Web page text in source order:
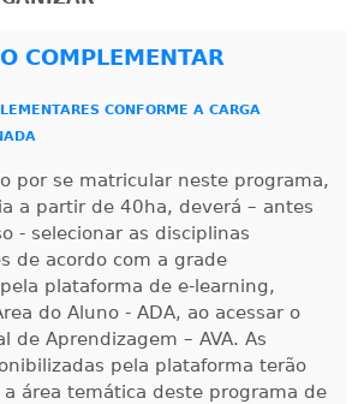
90dias
Matricular
120dias
R$ 1.387,93
Matricular
120dias
R$ 1.487,06
Matricular
dias
R$ 1.586,20
Matricular
COMPLEMENTAR
CONFORME A CARGA
por se matricular neste programa,
a partir de 40ha, deverá – antes
- selecionar as disciplinas
de acordo com a grade
plataforma de e-learning,
do Aluno - ADA, ao acessar o
de Aprendizagem – AVA. As
pela plataforma terão
área temática deste programa de